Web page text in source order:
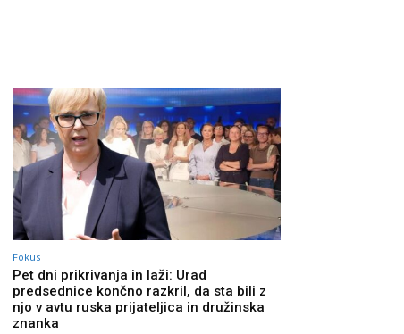
Fokus
Pet dni prikrivanja in laži: Urad
predsednice končno razkril, da sta bili z
njo v avtu ruska prijateljica in družinska
znanka